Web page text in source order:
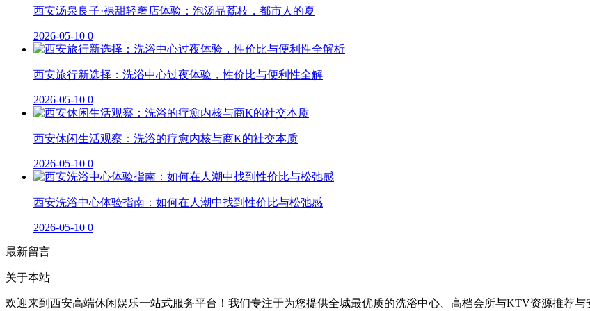
西安汤泉良子·裸甜轻奢店体验：泡汤品荔枝，都市人的夏
2026-05-10 0
西安旅行新选择：洗浴中心过夜体验，性价比与便利性全解
2026-05-10 0
西安休闲生活观察：洗浴的疗愈内核与商K的社交本质
2026-05-10 0
西安洗浴中心体验指南：如何在人潮中找到性价比与松弛感
2026-05-10 0
最新留言
关于本站
欢迎来到西安高端休闲娱乐一站式服务平台！我们专注于为您提供全城最优质的洗浴中心、高档会所与KTV资源推荐